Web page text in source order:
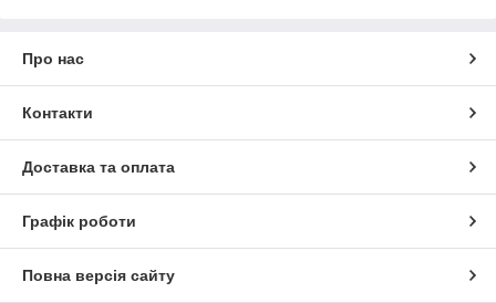
Про нас
Контакти
Доставка та оплата
Графік роботи
Повна версія сайту